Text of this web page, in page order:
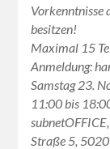
Vorkenntnisse
besitzen!
Maximal 15
Anmeldung:
Samstag 23.
11:00 bis
Straße 5,